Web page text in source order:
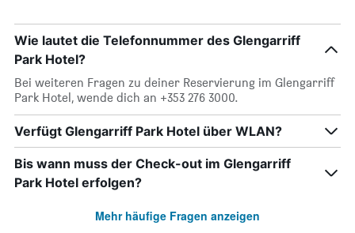
Wie lautet die Telefonnummer des Glengarriff
Park Hotel?
Bei weiteren Fragen zu deiner Reservierung im Glengarriff
Park Hotel, wende dich an +353 276 3000.
Verfügt Glengarriff Park Hotel über WLAN?
Bis wann muss der Check-out im Glengarriff
Park Hotel erfolgen?
Mehr häufige Fragen anzeigen